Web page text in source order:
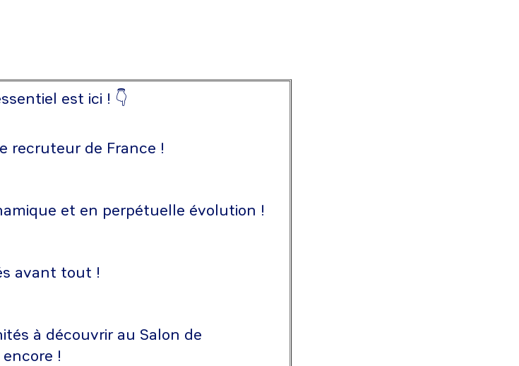
est ici ! 👇
recruteur de France !
et en perpétuelle évolution !
avant tout !
à découvrir au Salon de
!